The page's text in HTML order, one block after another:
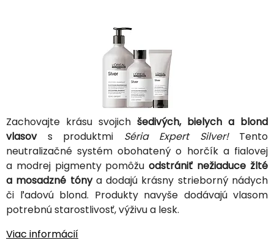
Zachovajte krásu svojich šedivých, bielych a blond
vlasovs produktmi Séria Expert Silver!Tento
neutralizačné systém obohatený o horčík a fialovej
a modrej pigmenty pomôžuodstrániť nežiaduce žlté
a mosadzné tónya dodajú krásny strieborný nádych
či ľadovú blond. Produkty navyše dodávajú vlasom
potrebnú starostlivosť, výživu a lesk.
Viac informácií